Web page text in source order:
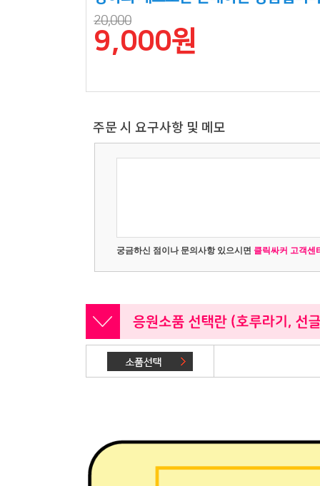
20,000
9,000원
주문 시 요구사항 및 메모
궁금하신 점이나 문의사항 있으시면 클릭싸커 고객센